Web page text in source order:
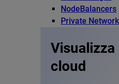
NodeBalancers
Private
Visualizza
cloud